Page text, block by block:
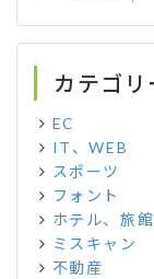
カテゴリ
EC
IT、WEB
スポーツ
フォント
ホテル、旅館
ミスキャン
不動産